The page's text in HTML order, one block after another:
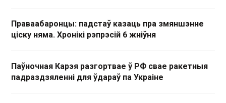
Праваабаронцы: падстаў казаць пра змяншэнне
ціску няма. Хронікі рэпрэсій 6 жніўня
Паўночная Карэя разгортвае ў РФ свае ракетныя
падраздзяленні для ўдараў па Украіне